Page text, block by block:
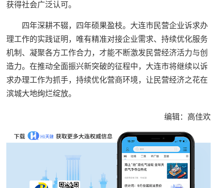
获得社会广泛认可。
四年深耕不辍，四年硕果盈枝。大连市民营企业诉求办
理工作的实践证明，唯有精准对接企业需求、持续优化服务
机制、凝聚各方工作合力，才能不断激发民营经济活力与创
造力。在推动全面振兴新突破的征程中，大连市将继续以诉
求办理工作为抓手，持续优化营商环境，让民营经济之花在
滨城大地绚烂绽放。
编辑：高佳欢